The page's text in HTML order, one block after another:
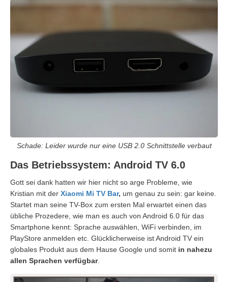
Schade: Leider wurde nur eine USB 2.0 Schnittstelle verbaut
Das Betriebssystem: Android TV 6.0
Gott sei dank hatten wir hier nicht so arge Probleme, wie
Kristian mit der Xiaomi Mi TV Bar, um genau zu sein: gar keine.
Startet man seine TV-Box zum ersten Mal erwartet einen das
übliche Prozedere, wie man es auch von Android 6.0 für das
Smartphone kennt: Sprache auswählen, WiFi verbinden, im
PlayStore anmelden etc. Glücklicherweise ist Android TV ein
globales Produkt aus dem Hause Google und somit in nahezu
allen Sprachen verfügbar.